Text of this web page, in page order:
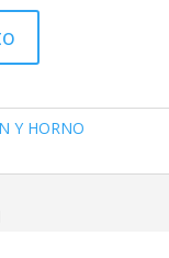
Y HORNO